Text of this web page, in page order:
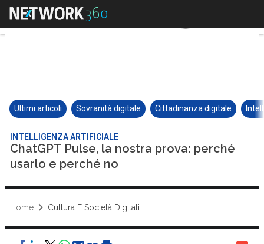
Ultimi articoli Sovranità digitale Cittadinanza digitale
INTELLIGENZA ARTIFICIALE
ChatGPT Pulse, la nostra prova: perché
usarlo e perché no
Home Cultura E Società Digitali